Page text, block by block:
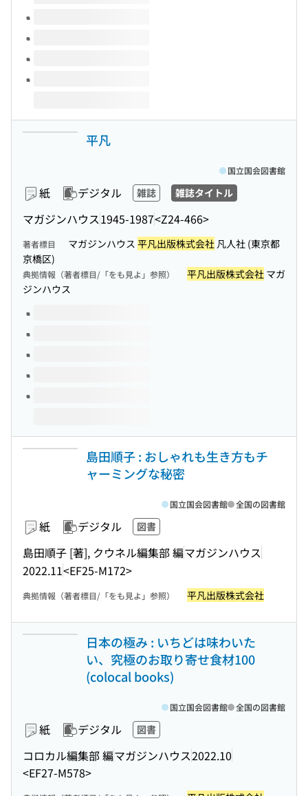
平凡
紙 デジタル 雑誌 雑誌タイトル
マガジンハウス1945-1987<Z24-466>
国立国会図書館
著者標目 マガジンハウス 平凡出版株式会社 凡人社 (東京都
京橋区)
典拠情報（著者標目/「をも見よ」参照） 平凡出版株式会社 マガ
ジンハウス
このタイトルの巻号
島田順子 : おしゃれも生き方もチ
ャーミングな秘密
紙 デジタル 図書
島田順子 [著], クウネル編集部 編マガジンハウス
2022.11<EF25-M172>
国立国会図書館 全国の図書館
典拠情報（著者標目/「をも見よ」参照） 平凡出版株式会社
日本の極み : いちどは味わいた
い、究極のお取り寄せ食材100
(colocal books)
紙 デジタル 図書
コロカル編集部 編マガジンハウス2022.10
<EF27-M578>
国立国会図書館 全国の図書館